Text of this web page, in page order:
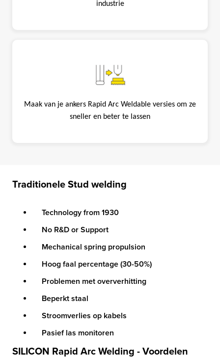
industrie
Maak van je ankers Rapid Arc Weldable versies om ze
sneller en beter te lassen
Traditionele Stud welding
Technology from 1930
No R&D or Support
Mechanical spring propulsion
Hoog faal percentage (30-50%)
Problemen met oververhitting
Beperkt staal
Stroomverlies op kabels
Pasief las monitoren
SILICON Rapid Arc Welding - Voordelen